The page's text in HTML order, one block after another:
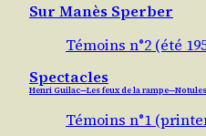
Sur Manès Sperber
Témoins n°2 (été
Spectacles
Henri Guilac — Les feux de la rampe —
Témoins n°1